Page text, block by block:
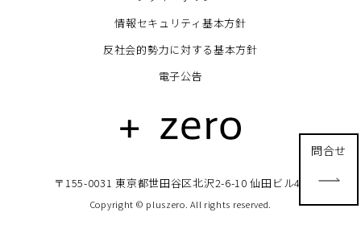
問合せ
情報セキュリティ基本方針
反社会的勢力に対する基本方針
電子公告
〒155-0031 東京都世田谷区北沢2-6-10 仙田ビル4F
Copyright © pluszero. All rights reserved.